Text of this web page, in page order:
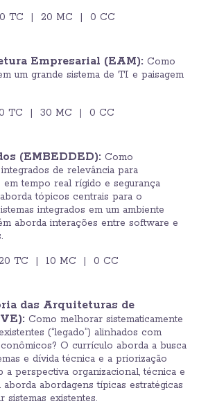
TC | 20 MC | 0 CC
Empresarial (EAM): Como
um grande sistema de TI e paisagem
0 TC | 30 MC | 0 CC
(EMBEDDED): Como
de relevância para
tempo real rígido e segurança
tópicos centrais para o
integrados em um ambiente
aborda interações entre software e
20 TC | 10 MC | 0 CC
das Arquiteturas de
Como melhorar sistematicamente
(“legado”) alinhados com
O currículo aborda a busca
e dívida técnica e a priorização
a perspectiva organizacional, técnica e
abordagens típicas estratégicas
sistemas existentes.